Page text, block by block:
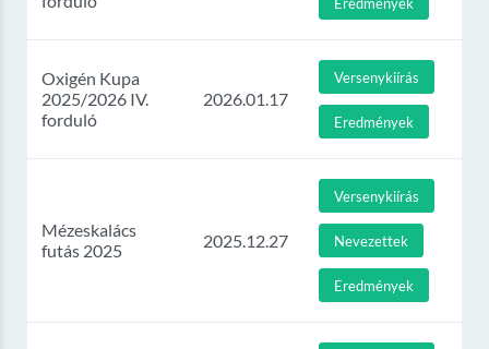
Oxigén Kupa
2025/2026 IV.
forduló
2026.01.17
Versenykiírás
Eredmények
Mézeskalács
futás 2025
2025.12.27
Versenykiírás
Nevezettek
Eredmények